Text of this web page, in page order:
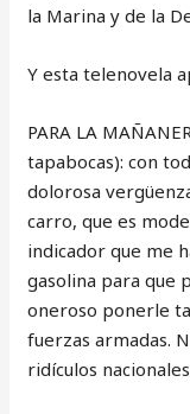
la Marina y de la
Y esta telenovela
PARA LA
tapabocas): con
dolorosa
carro, que es
indicador que me
gasolina para que
oneroso ponerle
fuerzas armadas.
ridículos